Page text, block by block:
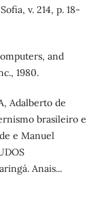
v. 214, p. 18-
and
1980.
Adalberto de
brasileiro e
e Manuel
Anais...